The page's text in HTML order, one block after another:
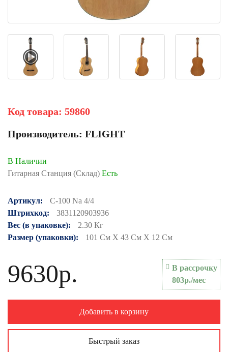
Код товара: 59860
Производитель: FLIGHT
В Наличии
Гитарная Станция (Склад) Есть
Артикул:
C-100 Na 4/4
Штрихкод:
3831120903936
Вес (в упаковке):
2.30 Кг
Размер (упаковки):
101 См X 43 См X 12 См
9630р.
В рассрочку
803р./мес
Добавить в корзину
Быстрый заказ